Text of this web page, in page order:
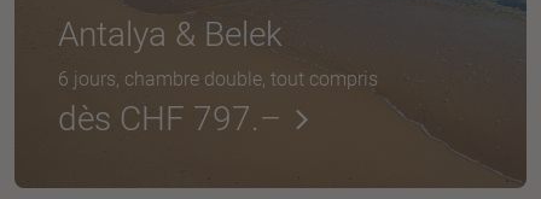
Antalya & Belek
6 jours, chambre double, tout compris
dès CHF 797.–